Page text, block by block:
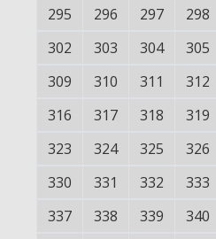
295
296 297 298
302
303 304 305
309
310 311 312
316
317 318 319
323
324 325 326
330
331 332 333
337
338 339 340